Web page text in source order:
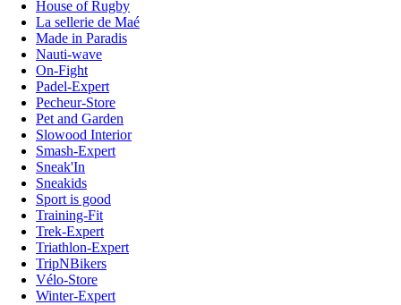
House of Rugby
La sellerie de Maé
Made in Paradis
Nauti-wave
On-Fight
Padel-Expert
Pecheur-Store
Pet and Garden
Slowood Interior
Smash-Expert
Sneak'In
Sneakids
Sport is good
Training-Fit
Trek-Expert
Triathlon-Expert
TripNBikers
Vélo-Store
Winter-Expert